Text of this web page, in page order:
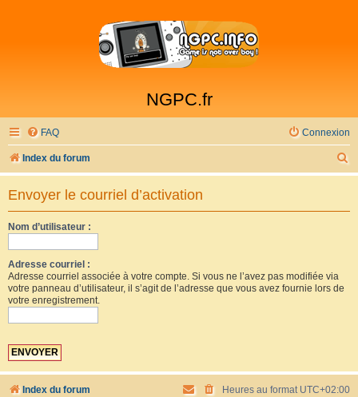
NGPC.fr
FAQ Connexion
Index du forum
e
Envoyer le courriel d’activation
Nom d’utilisateur :
Adresse courriel :
Adresse courriel associée à votre compte. Si vous ne l’avez pas modifiée via
votre panneau d’utilisateur, il s’agit de l’adresse que vous avez fournie lors de
votre enregistrement.
Index du forum Heures au format UTC+02:00